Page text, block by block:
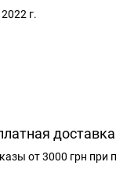
г.
доставка
от 3000 грн при